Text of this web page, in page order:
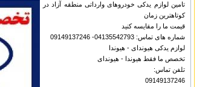
تامین لوازم یدکی خودروهای وارداتی منطقه آزاد در
کوتاهترین زمان
قیمت ما را مقایسه کنید
شماره های تماس: 04135542793- 09149137246
لوازم یدکی هیوندای - هیوندا
تخصص ما فقط هیوندا - هیوندای
تلفن تماس:
09149137246